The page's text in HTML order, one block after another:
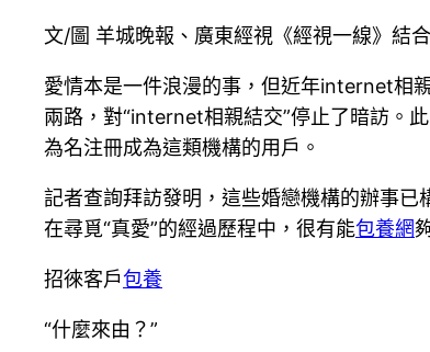
文/圖 羊城晚報、廣東經視《經視一線》結
愛情本是一件浪漫的事，但近年internet相
兩路，對“internet相親結交”停止了暗訪。
為名注冊成為這類機構的用戶。
記者查詢拜訪發明，這些婚戀機構的辦事已
在尋覓“真愛”的經過歷程中，很有能包養網
招徠客戶包養
“什麼來由？”